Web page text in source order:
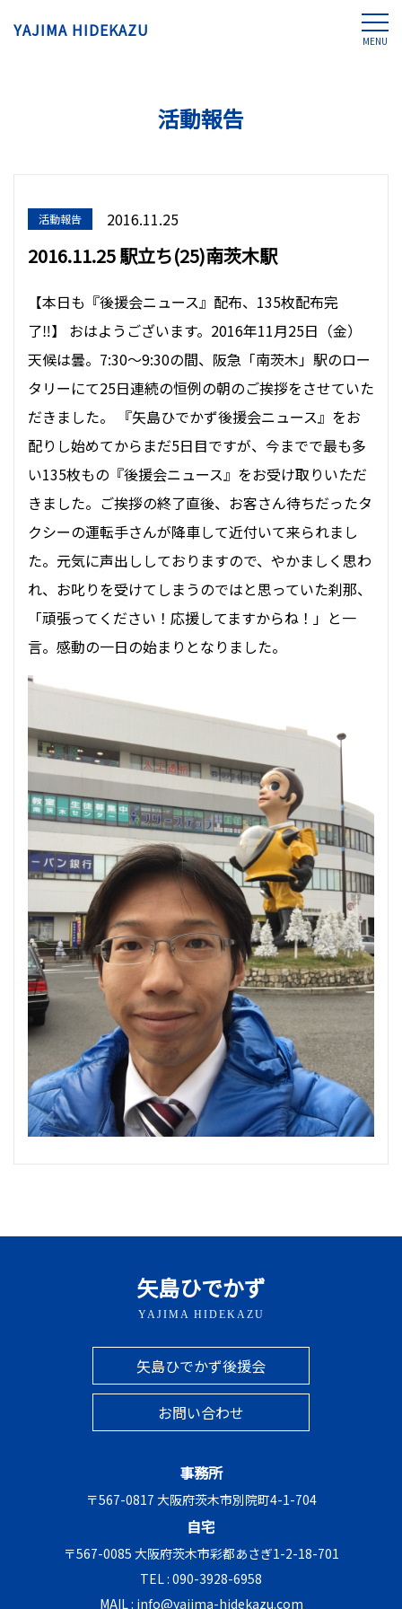
YAJIMA HIDEKAZU
MENU
活動報告
活動報告 2016.11.25
2016.11.25 駅立ち(25)南茨木駅
【本日も『後援会ニュース』配布、135枚配布完
了‼︎】 おはようございます。2016年11月25日（金）
天候は曇。7:30〜9:30の間、阪急「南茨木」駅のロー
タリーにて25日連続の恒例の朝のご挨拶をさせていた
だきました。 『矢島ひでかず後援会ニュース』をお
配りし始めてからまだ5日目ですが、今までで最も多
い135枚もの『後援会ニュース』をお受け取りいただ
きました。ご挨拶の終了直後、お客さん待ちだったタ
クシーの運転手さんが降車して近付いて来られまし
た。元気に声出ししておりますので、やかましく思わ
れ、お叱りを受けてしまうのではと思っていた刹那、
「頑張ってください！応援してますからね！」と一
言。感動の一日の始まりとなりました。
矢島ひでかず
YAJIMA HIDEKAZU
矢島ひでかず後援会
お問い合わせ
事務所
〒567-0817 大阪府茨木市別院町4-1-704
自宅
〒567-0085 大阪府茨木市彩都あさぎ1-2-18-701
TEL : 090-3928-6958
MAIL : info@yajima-hidekazu.com